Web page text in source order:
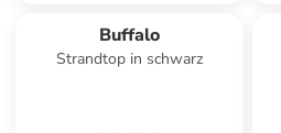
Buffalo
Strandtop in schwarz